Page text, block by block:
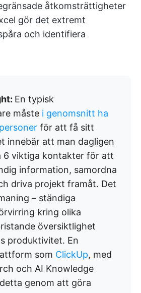
åtkomsträttigheter
gör det extremt
och identifiera
En typisk
måste i genomsnitt ha
för att få sitt
innebär att man dagligen
6 viktiga kontakter för att
information, samordna
driva projekt framåt. Det
– ständiga
kring olika
översiktlighet
produktivitet. En
som ClickUp, med
och AI Knowledge
genom att göra